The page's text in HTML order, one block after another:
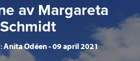
av Margareta
Schmidt
Anita Odéen 09 april 2021